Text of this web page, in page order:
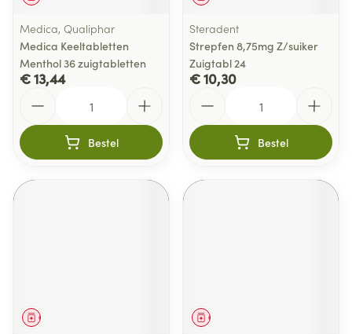
Medica, Qualiphar
Medica Keeltabletten
Menthol 36 zuigtabletten
€ 13,44
Bestel
Steradent
Strepfen 8,75mg Z/suiker
Zuigtabl 24
€ 10,30
Bestel
Geneesmiddel Geneesmiddel